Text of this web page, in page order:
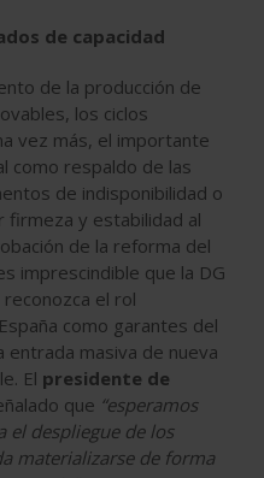
de capacidad
de la producción de
los ciclos
vez más, el importante
como respaldo de las
de indisponibilidad o
y estabilidad al
de la reforma del
imprescindible que la DG
reconozca el rol
como garantes del
masiva de nueva
El presidente de
que “esperamos
el despliegue de los
materializarse de forma